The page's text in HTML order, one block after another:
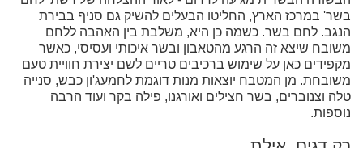
בשר' במרכז הארץ, החליטו הבעלים להשיק גם סניף בבירת
הנגב. לחם בשר. כשמה כן היא, משלבת בין האהבה ללחם
משובח שיצא זה הרגע מהטאבון ובשר איכותי ועסיסי, כאשר
מקפידים כאן על שימוש ברכיבים טריים לשם יצירת חוויית טעם
משובחת. מן המטבח יוצאות מנות דוגמת לחמעג'ון כבש, סנייה
טלה וצנוברים, בשר חצילים ואורגנו, פילה בקר ועוד הרבה
נוספות.